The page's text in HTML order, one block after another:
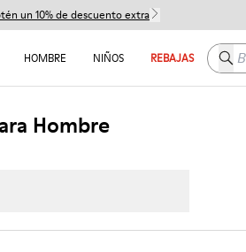
un 10% de descuento extra
HOMBRE NIÑOS REBAJAS
Hombre